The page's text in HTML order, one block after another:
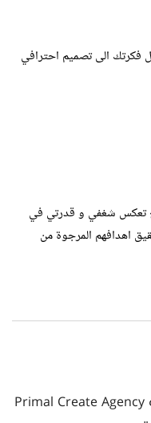
فكرتك الى تصميم احترافي
تعكس شغفي و قدرتي في
اهدافهم المرجوة من
Senior Graphic Designer ل شركة Primal Create Agency